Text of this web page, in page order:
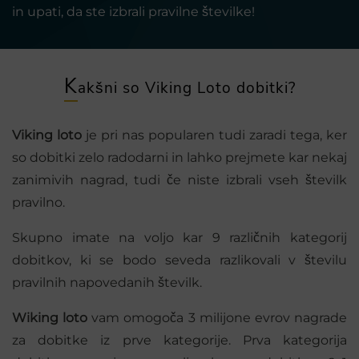
in upati, da ste izbrali pravilne številke!
Kakšni so Viking Loto dobitki?
Viking loto je pri nas popularen tudi zaradi tega, ker
so dobitki zelo radodarni in lahko prejmete kar nekaj
zanimivih nagrad, tudi če niste izbrali vseh številk
pravilno.
Skupno imate na voljo kar 9 različnih kategorij
dobitkov, ki se bodo seveda razlikovali v številu
pravilnih napovedanih številk.
Wiking loto vam omogoča 3 milijone evrov nagrade
za dobitke iz prve kategorije. Prva kategorija